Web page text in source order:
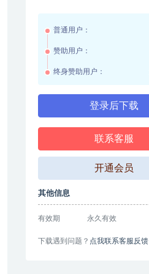
普通用户：
赞助用户：
终身赞助用户：
登录后下载
联系客服
开通会员
其他信息
有效期 永久有效
下载遇到问题？ 点我联系客服反馈